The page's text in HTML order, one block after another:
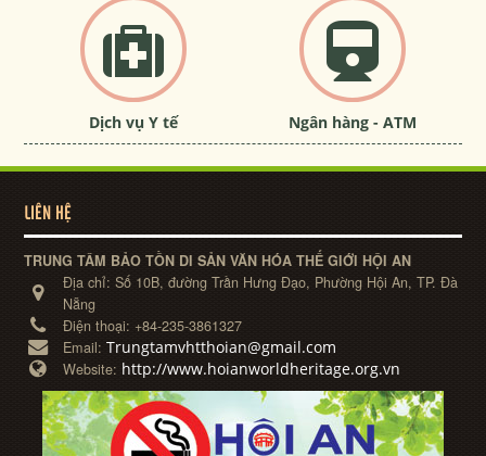
Dịch vụ Y tế Ngân hàng - ATM
LIÊN HỆ
TRUNG TÂM BẢO TỒN DI SẢN VĂN HÓA THẾ GIỚI HỘI AN
Địa chỉ:Số 10B, đường Trần Hưng Đạo, Phường Hội An, TP. Đà
Nẵng
Điện thoại: +84-235-3861327
Email:Trungtamvhtthoian@gmail.com
Website: http://www.hoianworldheritage.org.vn